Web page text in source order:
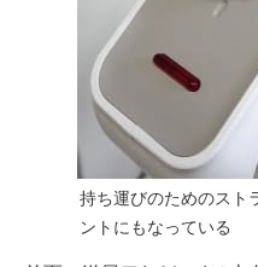
持ち運びのためのスト
ントにもなっている